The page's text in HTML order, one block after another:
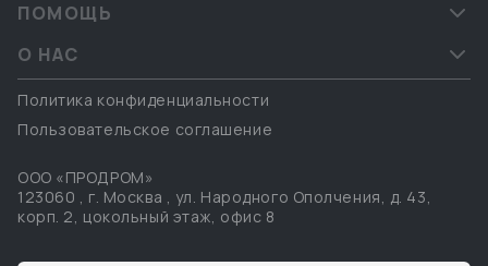
ПОМОЩЬ
О НАС
Политика конфиденциальности
Пользовательское соглашение
ООО «ПРОДРОМ»
123060 , г. Москва , ул. Народного Ополчения, д. 43,
корп. 2, цокольный этаж, офис 8